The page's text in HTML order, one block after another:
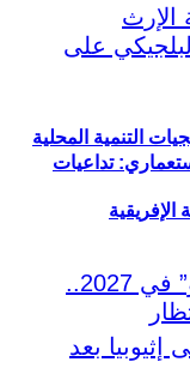
التنمية المحلية
تداعيات
الإفريقية